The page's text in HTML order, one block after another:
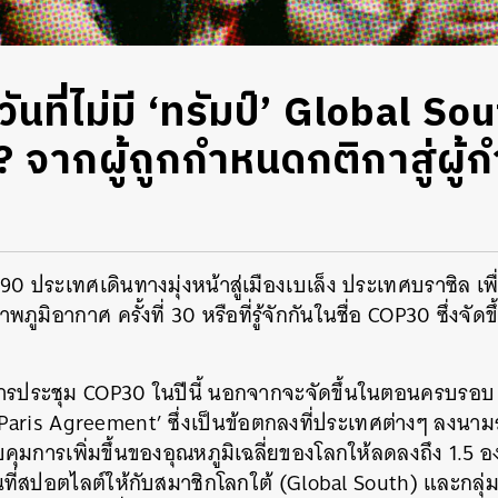
นที่ไม่มี ‘ทรัมป์’ Global
จากผู้ถูกกำหนดกติกาสู่ผู้
ประเทศเดินทางมุ่งหน้าสู่เมืองเบเล็ง ประเทศบราซิล เ
ภูมิอากาศ ครั้งที่ 30 หรือที่รู้จักกันในชื่อ COP30 ซึ่งจัด
ประชุม COP30 ในปีนี้ นอกจากจะจัดขึ้นในตอนครบรอ
Agreement’ ซึ่งเป็นข้อตกลงที่ประเทศต่างๆ ลงนา
มการเพิ่มขึ้นของอุณหภูมิเฉลี่ยของโลกให้ลดลงถึง 1.5 อ
สปอตไลต์ให้กับสมาชิกโลกใต้ (Global South) และกลุ่